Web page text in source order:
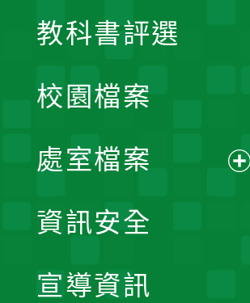
單
教科書評選
校園檔案
處室檔案
資訊安全
宣導資訊